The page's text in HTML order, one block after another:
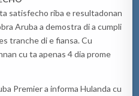
satisfecho riba e resultadonan
Aruba a demostra di a cumpli
tranche di e fiansa. Cu
cu ta apenas 4 dia prome
Premier a informa Hulanda cu